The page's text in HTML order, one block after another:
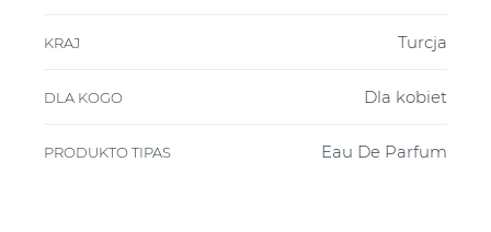
KRAJ Turcja
DLA KOGO Dla kobiet
PRODUKTO TIPAS Eau De Parfum